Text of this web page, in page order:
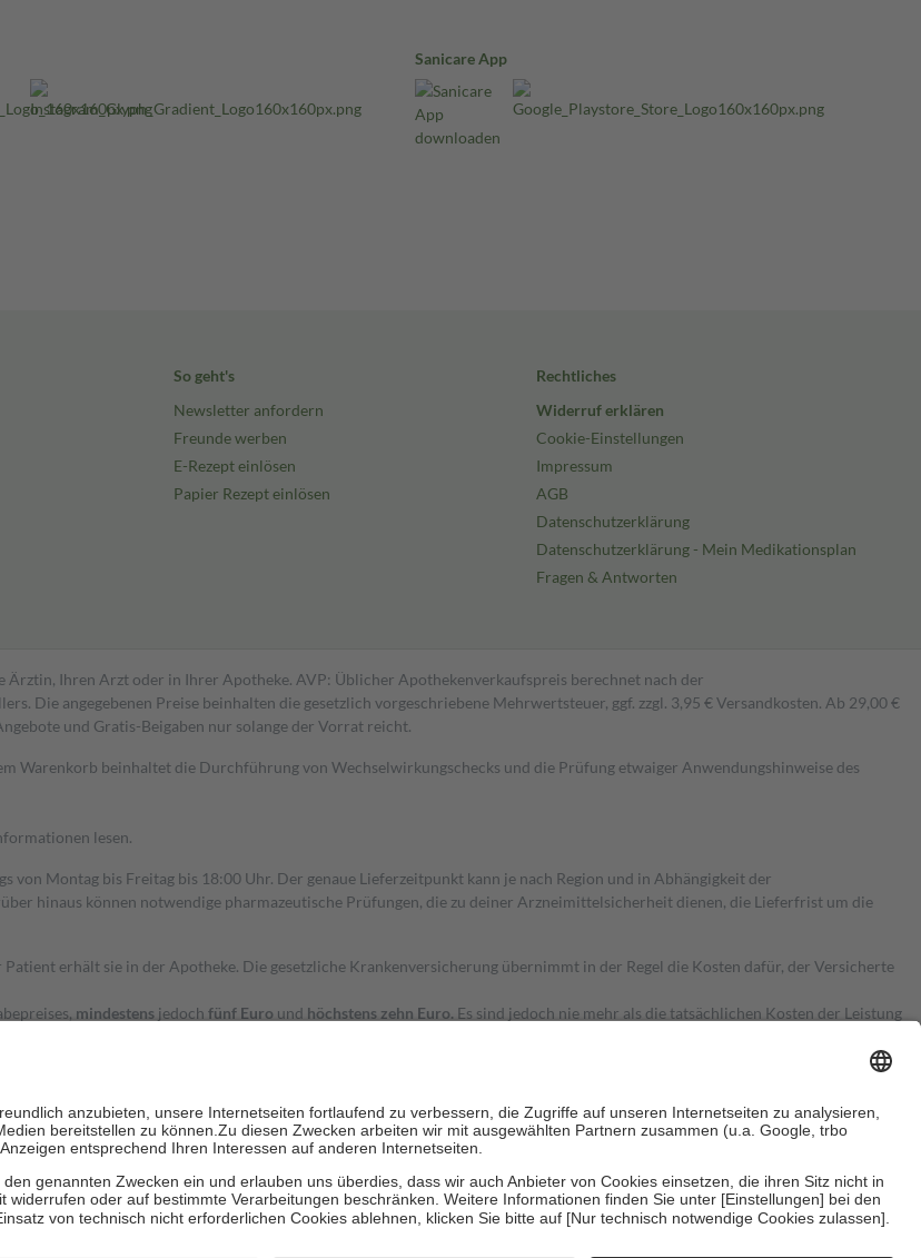
Sanicare App
So geht's
Newsletter anfordern
Freunde werben
E-Rezept einlösen
Papier Rezept einlösen
Rechtliches
Widerruf erklären
Cookie-Einstellungen
Impressum
AGB
Datenschutzerklärung
Datenschutzerklärung - Mein Medikationsplan
Fragen & Antworten
Ärztin, Ihren Arzt oder in Ihrer Apotheke. AVP: Üblicher Apothekenverkaufspreis berechnet nach der
Die angegebenen Preise beinhalten die gesetzlich vorgeschriebene Mehrwertsteuer, ggf. zzgl. 3,95 € Versandkosten. Ab 29,00 €
und Gratis-Beigaben nur solange der Vorrat reicht.
Warenkorb beinhaltet die Durchführung von Wechselwirkungschecks und die Prüfung etwaiger Anwendungshinweise des
lesen.
Montag bis Freitag bis 18:00 Uhr. Der genaue Lieferzeitpunkt kann je nach Region und in Abhängigkeit der
hinaus können notwendige pharmazeutische Prüfungen, die zu deiner Arzneimittelsicherheit dienen, die Lieferfrist um die
erhält sie in der Apotheke. Die gesetzliche Krankenversicherung übernimmt in der Regel die Kosten dafür, der Versicherte
mindestens jedoch fünf Euro und höchstens zehn Euro. Es sind jedoch nie mehr als die tatsächlichen Kosten der Leistung
besondere Stellung der Familie zu unterstützen, fallenkeine Zuzahlungen an bei:
Fahrkosten